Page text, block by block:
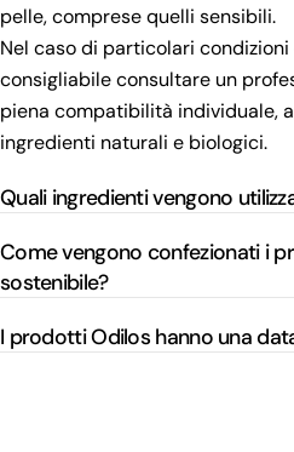
pelle, comprese quelli sensibili.
Nel caso di particolari
consigliabile consultare un
piena compatibilità individuale,
ingredienti naturali e biologici.
Quali ingredienti vengono
Come vengono confezionati i
sostenibile?
I prodotti Odilos hanno una